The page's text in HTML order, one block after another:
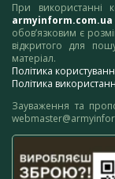
При використанні
armyinform.com.ua
обов’язковим є
відкритого для
матеріал.
Політика
Політика
Зауваження та